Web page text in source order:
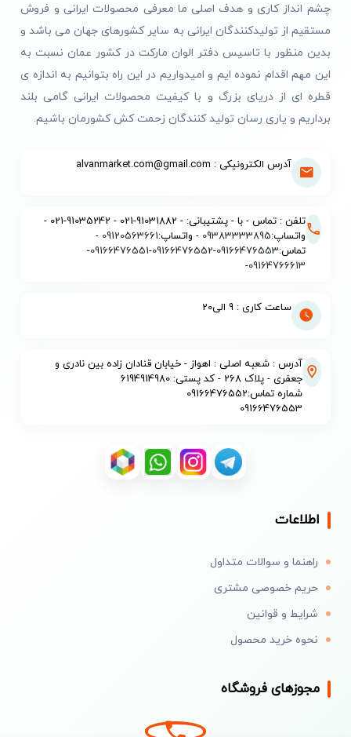
چشم انداز کاری و هدف اصلی ما معرفی محصولات ایرانی و فروش
مستقیم از تولیدکنندگان ایرانی به سایر کشورهای جهان می باشد و
بدین منظور با تاسیس دفتر الوان مارکت در کشور عمان نسبت به
این مهم اقدام نموده ایم و امیدواریم در این راه بتوانیم به اندازه ی
قطره ای از دریای بزرگ و با کیفیت محصولات ایرانی گامی بلند
برداریم و یاری رسان تولید کنندگان زحمت کش کشورمان باشیم.
آدرس الکترونیکی : alvanmarket.com@gmail.com
تلفن : تماس - با - پشتیبانی: - 91031882-021 - 91035242-021 -
واتساپ:09383333895 - واتساپ:09120563661
-
تماس:09166476553
-
09166476552
-
09166476551
-
09164766613
-
ساعت کاری : 9 الی20
آدرس : شعبه اصلی : اهواز - خیابان قنادان زاده بین نادری و
جعفری - پلاک 268 - کد پستی: 6194914980
شماره تماس:09166476552
09166476553
اطلاعات
راهنما و سوالات متداول
حریم خصوصی مشتری
شرایط و قوانین
نحوه خرید محصول
مجوزهای فروشگاه